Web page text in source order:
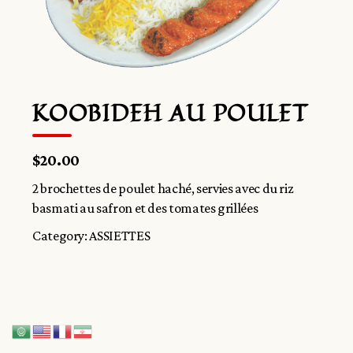
KOOBIDEH AU POULET
$20.00
2 brochettes de poulet haché, servies avec du riz
basmati au safron et des tomates grillées
Category: ASSIETTES